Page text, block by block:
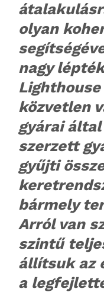
olyan
nagy
közvetlen
gyárai
szerzett
gyűjti
bármely
Arról van
szintű
állítsuk az
a